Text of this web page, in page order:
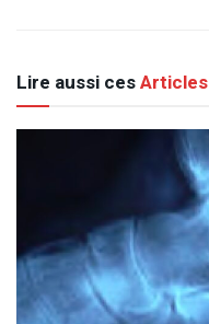
Lire aussi cesArticles